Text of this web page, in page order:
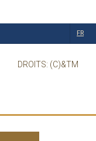
DROITS: (C)&TM
FR